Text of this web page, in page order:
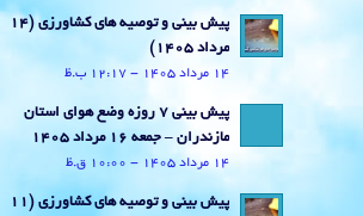
پیش بینی و توصیه های کشاورزی (14
مرداد ۱۴۰۵)
14 مرداد 1405 - 12:17 ب.ظ
پیش بینی 7 روزه وضع هوای استان
مازندران – جمعه 16 مرداد 1405
14 مرداد 1405 - 10:00 ق.ظ
پیش بینی و توصیه های کشاورزی (11